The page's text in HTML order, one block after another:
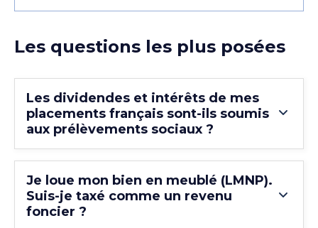
Les questions les plus posées
Les dividendes et intérêts de mes
placements français sont-ils soumis
aux prélèvements sociaux ?
Je loue mon bien en meublé (LMNP).
Suis-je taxé comme un revenu
foncier ?